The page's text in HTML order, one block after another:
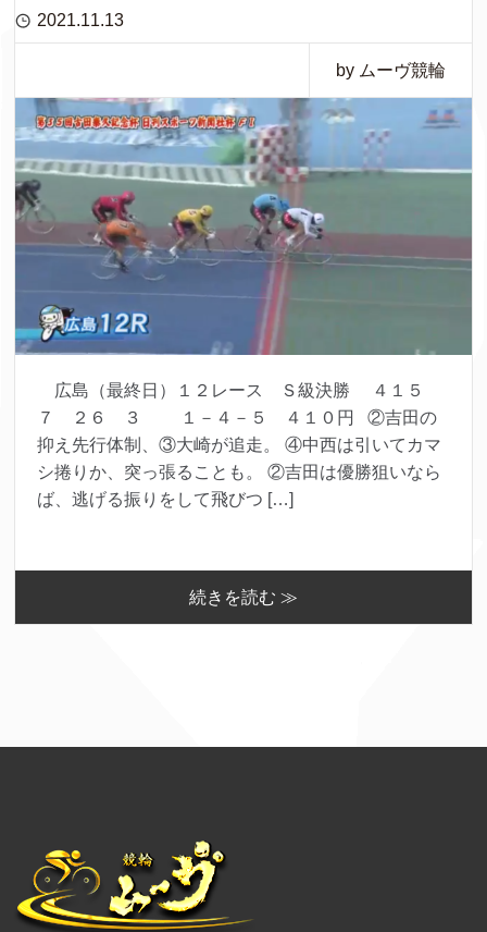
2021.11.13
by ムーヴ競輪
広島（最終日）１２レース Ｓ級決勝 ４１５
７ ２６ ３ １－４－５ ４１０円 ②吉田の
抑え先行体制、③大崎が追走。 ④中西は引いてカマ
シ捲りか、突っ張ることも。 ②吉田は優勝狙いなら
ば、逃げる振りをして飛びつ […]
続きを読む ≫